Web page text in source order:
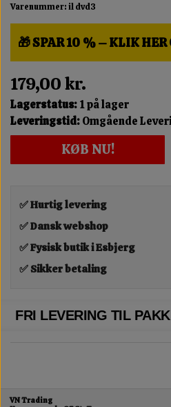
Varenummer: il dvd3
🎁 SPAR 10 % – KLIK HER
179,00 kr.
Lagerstatus:1 på lager
Leveringstid:Omgående
KØB NU!
✅ Hurtig levering
✅ Dansk webshop
✅ Fysisk butik i Esbjerg
✅ Sikker betaling
FRI LEVERING TIL
VN Trading